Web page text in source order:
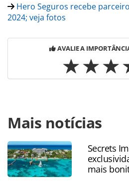
Hero Seguros recebe
2024; veja fotos
AVALIE A
https://www.panrotas.com.br/hero-
seguros/mercado/2024/12/
vender-hero-
oferecidas na página. Todo o
PANROTAS Editora é protegido
sobre direito autoral. Não
Mais notícias
Secrets
mais